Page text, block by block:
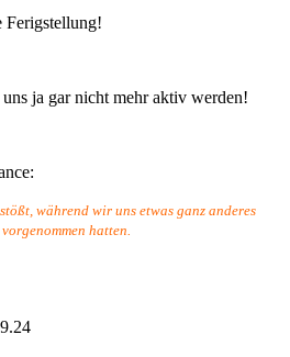
Ferigstellung!
ja gar nicht mehr aktiv werden!
während wir uns etwas ganz anderes
vorgenommen hatten.